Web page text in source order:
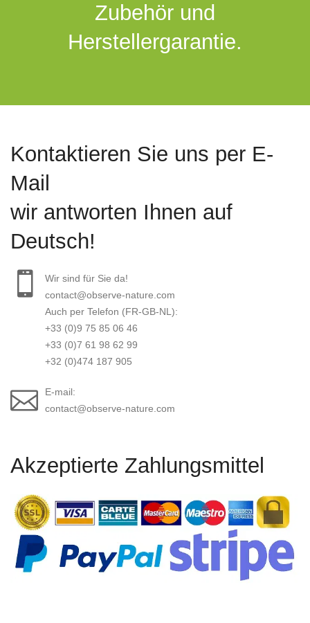
Zubehör und
Herstellergarantie.
Akzeptierte Zahlungsmittel
Kontaktieren Sie uns per E-
Mail
wir antworten Ihnen auf
Deutsch!
Wir sind für Sie da!
contact@observe-nature.com
Auch per Telefon (FR-GB-NL):
+33 (0)9 75 85 06 46
+33 (0)7 61 98 62 99
+32 (0)474 187 905
E-mail:
contact@observe-nature.com